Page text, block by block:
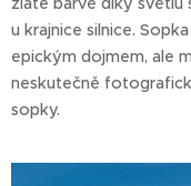
u krajnice silnice.
epickým dojmem, ale
neskutečně
sopky.